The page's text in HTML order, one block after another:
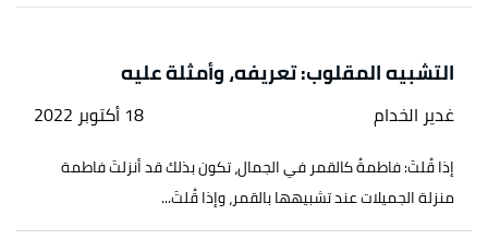
سورة غافر، آية:39
↑
سورة النور، آية:35
↑سورة الأنعام، آية:35
التشبيه المقلوب: تعريفه، وأمثلة عليه
غدير الخدام 18 أكتوبر 2022
إذا قُلتَ: فاطمةُ كالقمر في الجمال، تكون بذلك قد أنزلتَ فاطمة
منزلة الجميلات عند تشبيهها بالقمر، وإذا قُلتَ...